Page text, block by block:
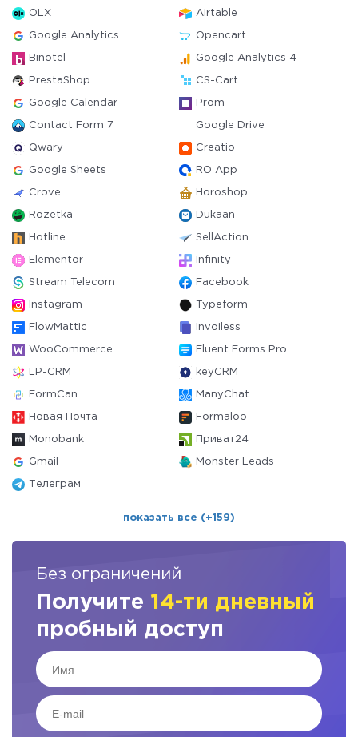
OLX Airtable
Google Analytics Opencart
Binotel Google Analytics 4
PrestaShop CS-Cart
Google Calendar Prom
Contact Form 7 Google Drive
Qwary Creatio
Google Sheets RO App
Crove Horoshop
Rozetka Dukaan
Hotline SellAction
Elementor Infinity
Stream Telecom Facebook
Instagram Typeform
FlowMattic Invoiless
WooCommerce Fluent Forms Pro
LP-CRM keyCRM
FormCan ManyChat
Новая Почта Formaloo
Monobank Приват24
Gmail Monster Leads
Телеграм
показать все (+159)
Без ограничений
Получите 14-ти дневный
пробный доступ